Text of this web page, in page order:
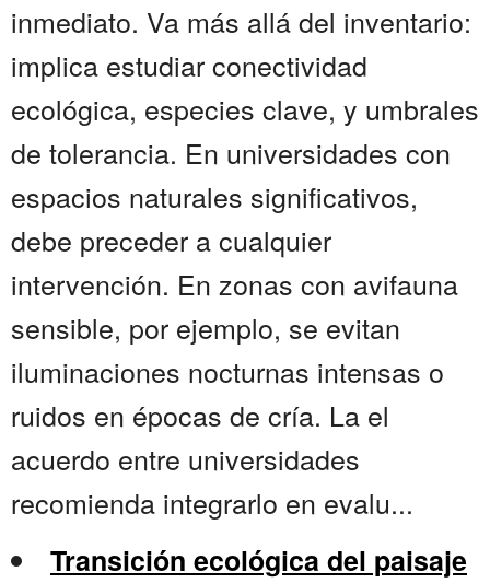
inmediato. Va más allá del inventario:
implica estudiar conectividad
ecológica, especies clave, y umbrales
de tolerancia. En universidades con
espacios naturales significativos,
debe preceder a cualquier
intervención. En zonas con avifauna
sensible, por ejemplo, se evitan
iluminaciones nocturnas intensas o
ruidos en épocas de cría. La el
acuerdo entre universidades
recomienda integrarlo en evalu...
Transición ecológica del paisaje